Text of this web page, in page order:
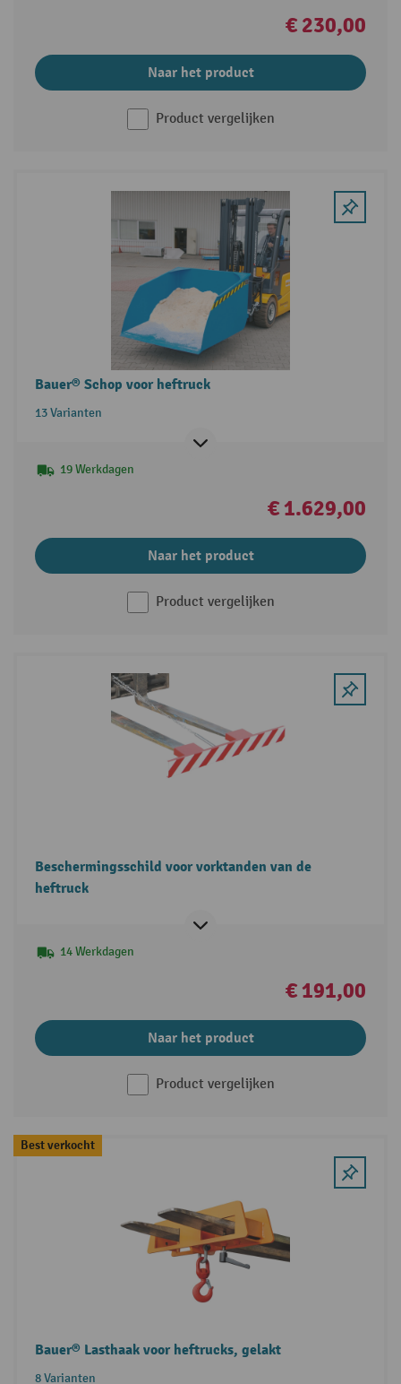
€ 230,00
Naar het product
Product vergelijken
Bauer® Schop voor heftruck
13 Varianten
19 Werkdagen
€ 1.629,00
Naar het product
Product vergelijken
Beschermingsschild voor vorktanden van de
heftruck
14 Werkdagen
€ 191,00
Naar het product
Product vergelijken
Best verkocht
Bauer® Lasthaak voor heftrucks, gelakt
8 Varianten